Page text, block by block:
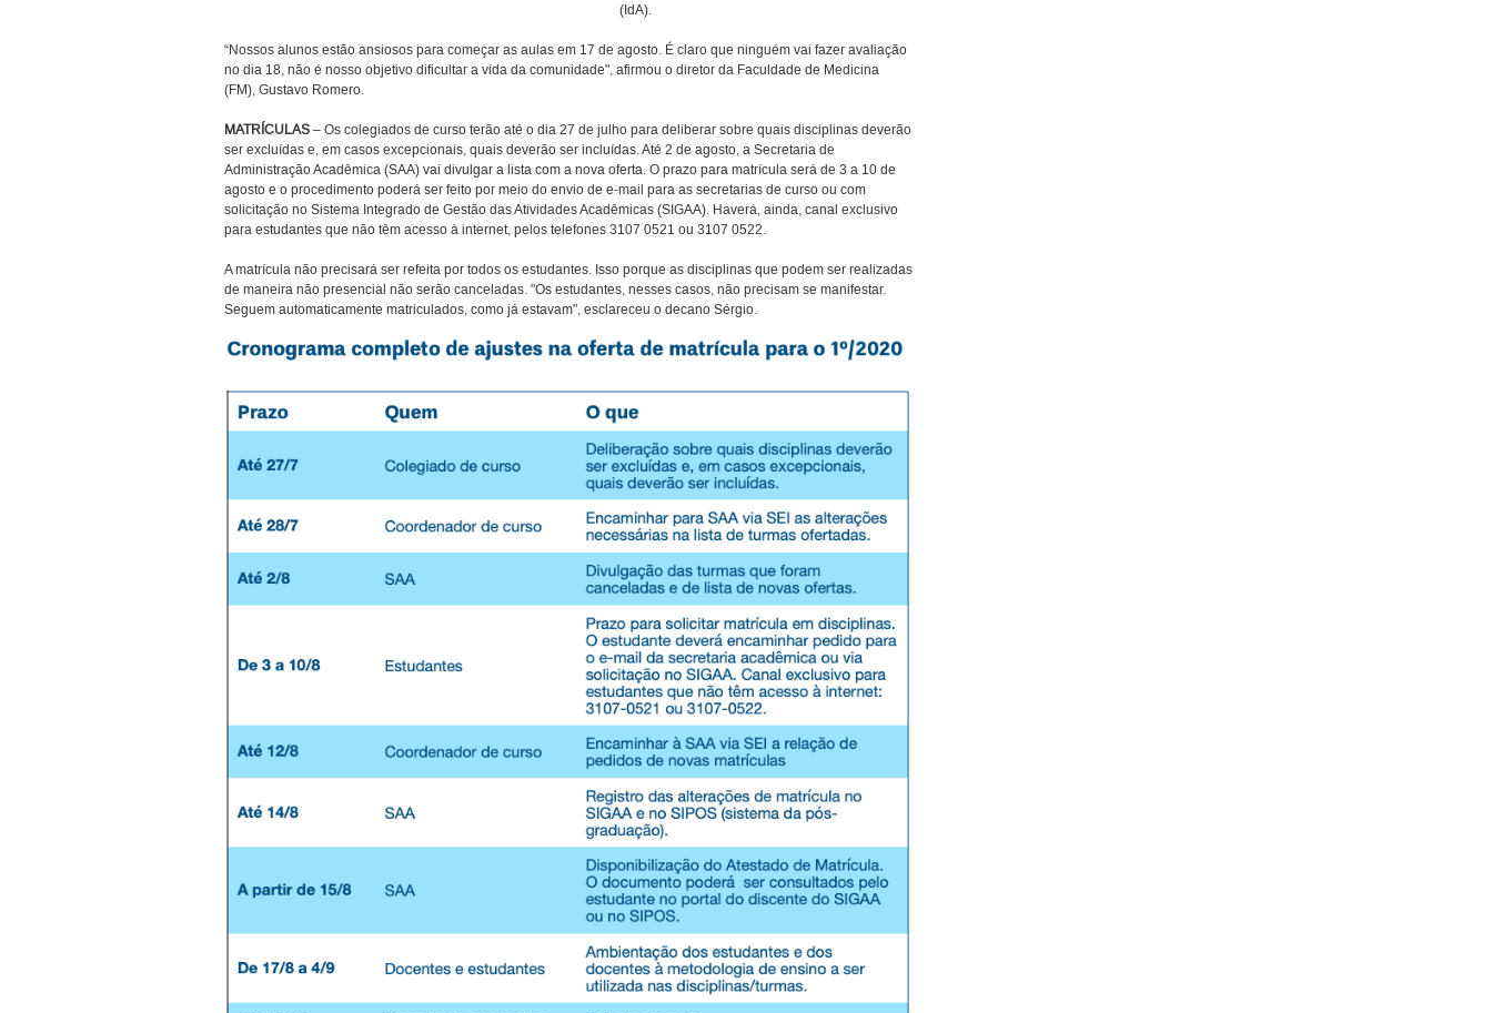
(IdA).
“Nossos alunos estão ansiosos para começar as aulas em 17 de agosto. É claro que ninguém vai fazer avaliação
no dia 18, não é nosso objetivo dificultar a vida da comunidade", afirmou o diretor da Faculdade de Medicina
(FM), Gustavo Romero.
MATRÍCULAS – Os colegiados de curso terão até o dia 27 de julho para deliberar sobre quais disciplinas deverão
ser excluídas e, em casos excepcionais, quais deverão ser incluídas. Até 2 de agosto, a Secretaria de
Administração Acadêmica (SAA) vai divulgar a lista com a nova oferta. O prazo para matrícula será de 3 a 10 de
agosto e o procedimento poderá ser feito por meio do envio de e-mail para as secretarias de curso ou com
solicitação no Sistema Integrado de Gestão das Atividades Acadêmicas (SIGAA). Haverá, ainda, canal exclusivo
para estudantes que não têm acesso à internet, pelos telefones 3107 0521 ou 3107 0522.
A matrícula não precisará ser refeita por todos os estudantes. Isso porque as disciplinas que podem ser realizadas
de maneira não presencial não serão canceladas. "Os estudantes, nesses casos, não precisam se manifestar.
Seguem automaticamente matriculados, como já estavam", esclareceu o decano Sérgio.